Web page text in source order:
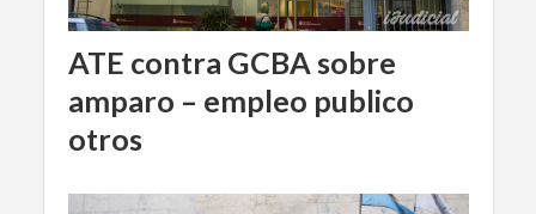
ATE contra GCBA sobre
amparo – empleo publico
otros